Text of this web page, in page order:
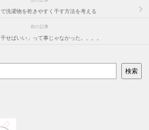
洗濯物を乾きやすく干す方法を考える
前の記事
干せばいい」って事じゃなかった。。。。
検索